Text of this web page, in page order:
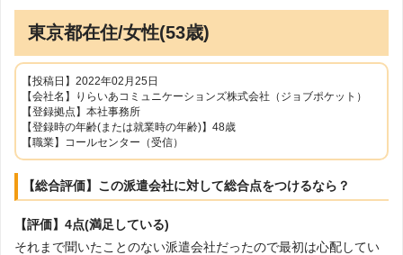
東京都在住/女性(53歳)
【投稿日】2022年02月25日
【会社名】りらいあコミュニケーションズ株式会社（ジョブポケット）
【登録拠点】本社事務所
【登録時の年齢(または就業時の年齢)】48歳
【職業】コールセンター（受信）
【総合評価】この派遣会社に対して総合点をつけるなら？
【評価】4点(満足している)
それまで聞いたことのない派遣会社だったので最初は心配してい